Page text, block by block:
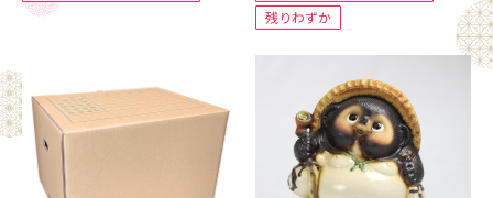
残りわずか